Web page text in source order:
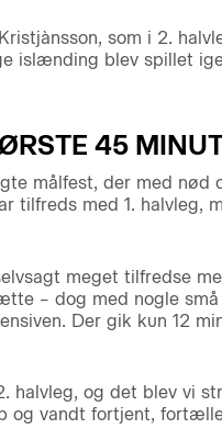
som i 2.
islænding blev spillet
45
målfest, der med
tilfreds med 1. halvleg,
meget tilfredse
– dog med nogle
Der gik kun 12
halvleg, og det blev vi
og vandt fortjent,